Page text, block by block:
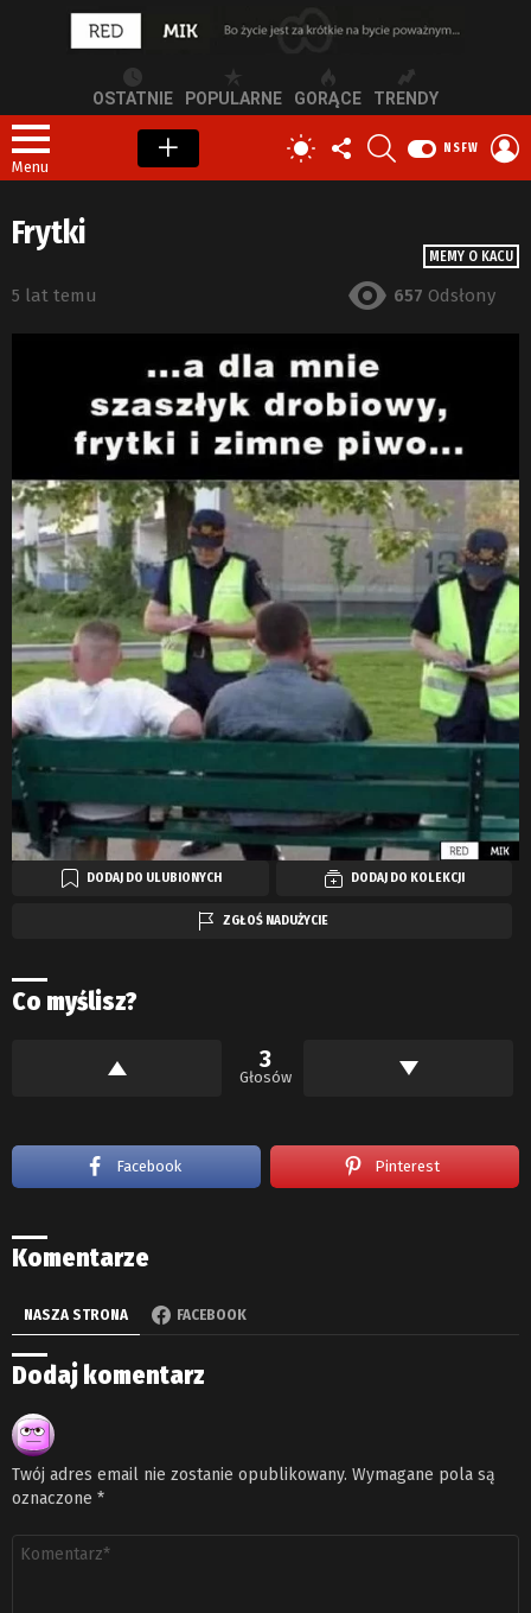
OSTATNIE POPULARNE GORĄCE TRENDY
Menu
PRZEŁĄCZ
SKÓRKĘ
OBSERWUJ
NAS
NSFW
MEMY O KACU
Frytki
5 lat temu 657 Odsłony
DODAJ DO ULUBIONYCH DODAJ DO KOLEKCJI
ZGŁOŚ NADUŻYCIE
Co myślisz?
3
Głosów
Facebook Pinterest
Komentarze
NASZA STRONA FACEBOOK
Dodaj komentarz
Twój adres email nie zostanie opublikowany. Wymagane pola są
oznaczone *
Komentarz